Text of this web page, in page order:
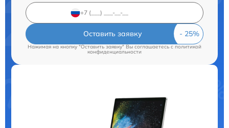
Оставить заявку
Нажимая на кнопку "Оставить заявку" Вы соглашаетесь cполитикой
конфиденциальности